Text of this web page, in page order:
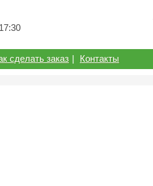
сделать заказ | Контакты